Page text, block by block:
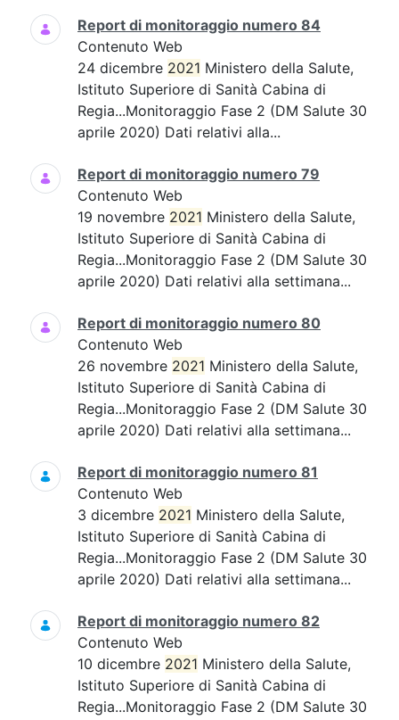
Report di monitoraggio numero 84
Contenuto Web
24 dicembre 2021 Ministero della Salute,
Istituto Superiore di Sanità Cabina di
Regia...Monitoraggio Fase 2 (DM Salute 30
aprile 2020) Dati relativi alla...
Report di monitoraggio numero 79
Contenuto Web
19 novembre 2021 Ministero della Salute,
Istituto Superiore di Sanità Cabina di
Regia...Monitoraggio Fase 2 (DM Salute 30
aprile 2020) Dati relativi alla settimana...
Report di monitoraggio numero 80
Contenuto Web
26 novembre 2021 Ministero della Salute,
Istituto Superiore di Sanità Cabina di
Regia...Monitoraggio Fase 2 (DM Salute 30
aprile 2020) Dati relativi alla settimana...
Report di monitoraggio numero 81
Contenuto Web
3 dicembre 2021 Ministero della Salute,
Istituto Superiore di Sanità Cabina di
Regia...Monitoraggio Fase 2 (DM Salute 30
aprile 2020) Dati relativi alla settimana...
Report di monitoraggio numero 82
Contenuto Web
10 dicembre 2021 Ministero della Salute,
Istituto Superiore di Sanità Cabina di
Regia...Monitoraggio Fase 2 (DM Salute 30